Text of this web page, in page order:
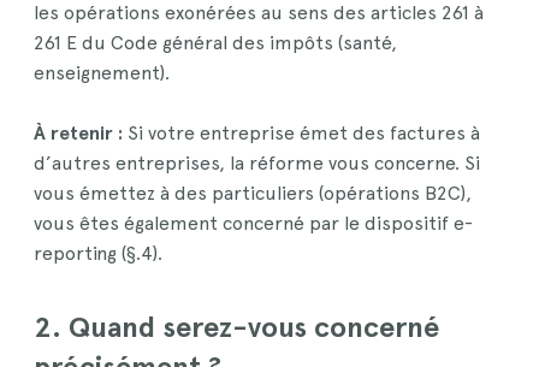
les opérations exonérées au sens des articles 261 à
261 E du Code général des impôts (santé,
enseignement).
À retenir : Si votre entreprise émet des factures à
d’autres entreprises, la réforme vous concerne. Si
vous émettez à des particuliers (opérations B2C),
vous êtes également concerné par le dispositif e-
reporting (§.4).
2. Quand serez-vous concerné